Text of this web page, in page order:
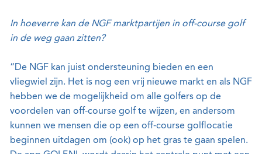
In hoeverre kan de NGF marktpartijen in off-course golf
in de weg gaan zitten?
“De NGF kan juist ondersteuning bieden en een
vliegwiel zijn. Het is nog een vrij nieuwe markt en als NGF
hebben we de mogelijkheid om alle golfers op de
voordelen van off-course golf te wijzen, en andersom
kunnen we mensen die op een off-course golflocatie
beginnen uitdagen om (ook) op het gras te gaan spelen.